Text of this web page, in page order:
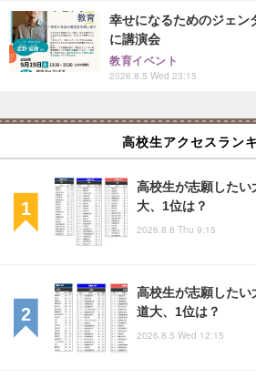
幸せになるためのジェン
に講演会
教育イベント
2026.8.5 Wed 23:15
高校生アクセスラン
高校生が志願した
大、1位は？
2026.8.6 Thu 9:15
高校生が志願した
道大、1位は？
2026.8.5 Wed 12:15